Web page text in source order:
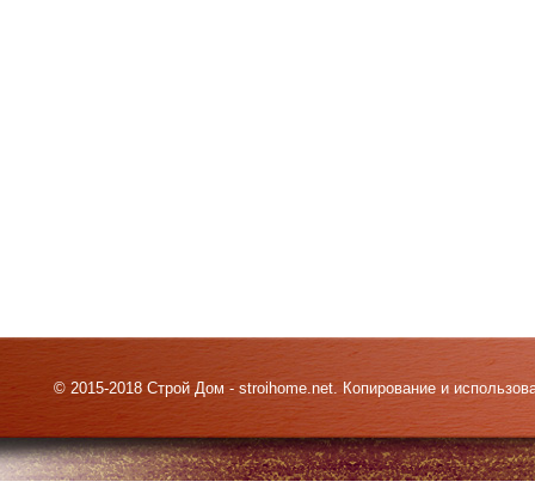
© 2015-2018 Строй Дом - stroihome.net. Копирование и